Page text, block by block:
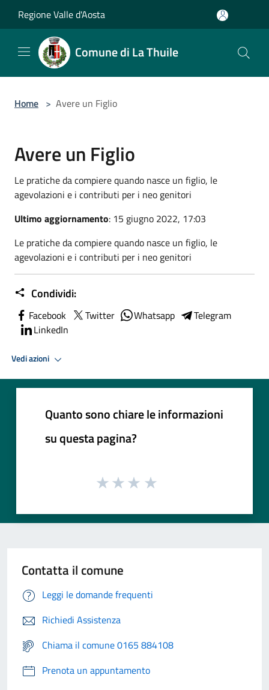
Regione Valle d'Aosta
Comune di La Thuile
Home > Avere un Figlio
Avere un Figlio
Le pratiche da compiere quando nasce un figlio, le
agevolazioni e i contributi per i neo genitori
Ultimo aggiornamento: 15 giugno 2022, 17:03
Le pratiche da compiere quando nasce un figlio, le
agevolazioni e i contributi per i neo genitori
Condividi:
Facebook Twitter Whatsapp
Telegram
LinkedIn
Vedi azioni
Quanto sono chiare le informazioni
su questa pagina?
Contatta il comune
Leggi le domande frequenti
Richiedi Assistenza
Chiama il comune 0165 884108
Prenota un appuntamento